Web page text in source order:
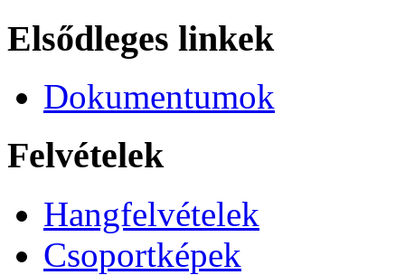
Elsődleges linkek
Dokumentumok
Felvételek
Hangfelvételek
Csoportképek